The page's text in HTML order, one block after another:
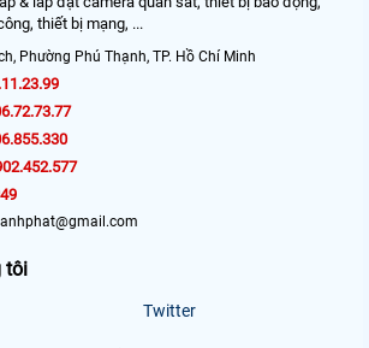
thiết bị mạng, ...
Phường Phú Thạnh, TP. Hồ Chí Minh
tôi
Twitter